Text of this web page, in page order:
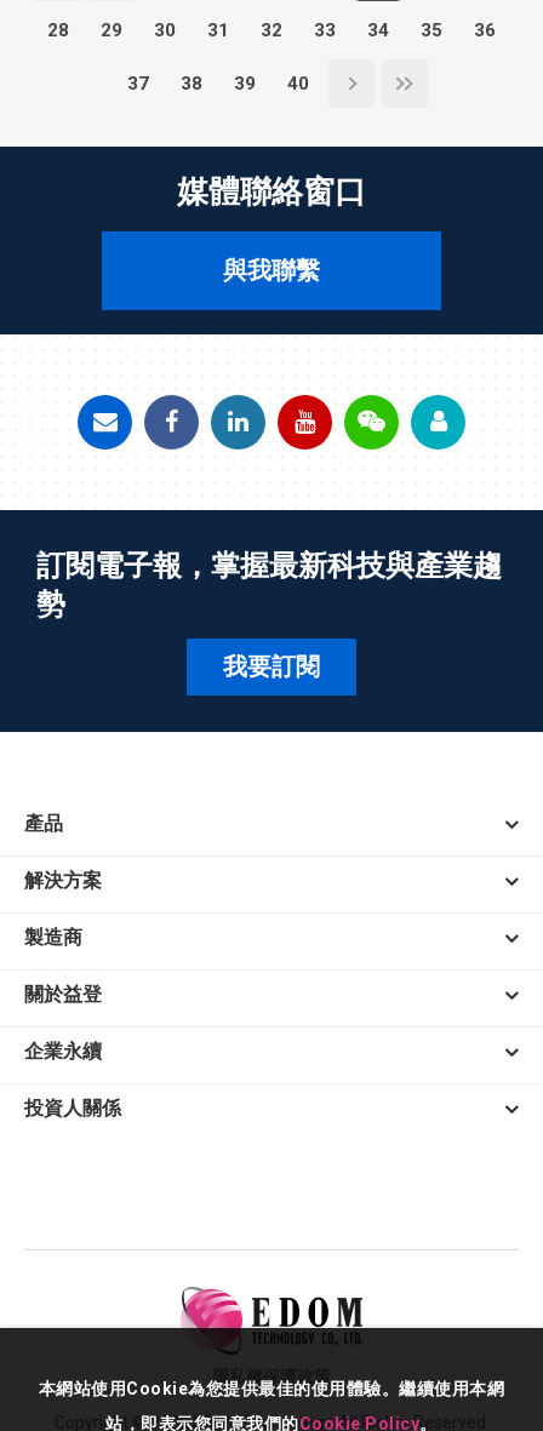
28 29 30 31 32 33 34 35 36
37 38 39 40
媒體聯絡窗口
與我聯繫
訂閱電子報，掌握最新科技與產業趨
勢
我要訂閱
產品
解決方案
製造商
關於益登
企業永續
投資人關係
Copyright © 2026 EDOM Technology. All Rights Reserved.
隱私權保護政策
本網站使用Cookie為您提供最佳的使用體驗。繼續使用本網
站，即表示您同意我們的Cookie Policy。